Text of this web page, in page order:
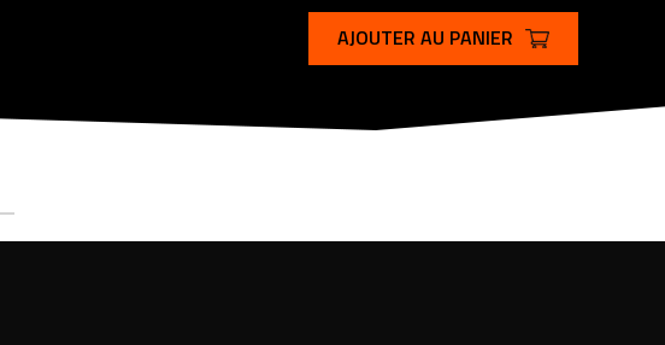
AJOUTER AU PANIER